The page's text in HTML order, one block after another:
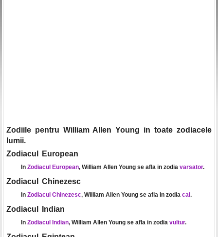
Zodiile pentru William Allen Young in toate zodiacele
lumii.
Zodiacul European
In Zodiacul European, William Allen Young se afla in zodia varsator.
Zodiacul Chinezesc
In Zodiacul Chinezesc, William Allen Young se afla in zodia cal.
Zodiacul Indian
In Zodiacul Indian, William Allen Young se afla in zodia vultur.